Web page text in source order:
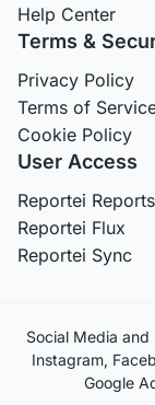
Help Center
Terms &
Privacy Policy
Terms of
Cookie Policy
User Access
Reportei
Reportei Flux
Reportei Sync
Social Media
Instagram,
Google